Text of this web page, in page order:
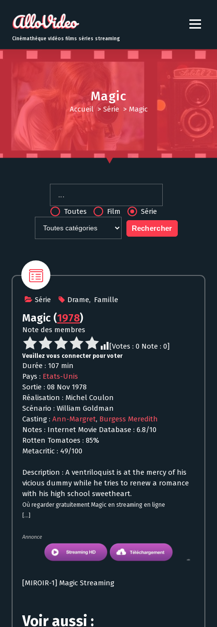
t
o
Cinémathèque vidéos films séries streaming
Magic
Accueil> Série > Magic
Toutes Film Série
Série Drame, Famille
Magic (1978)
Note des membres
[Votes : 0 Note : 0]
Veuillez vous connecter pour voter
Durée : 107 min
Pays : Etats-Unis
Sortie : 08 Nov 1978
Réalisation : Michel Coulon
Scénario : William Goldman
Casting : Ann-Margret, Burgess Meredith
Notes : Internet Movie Database : 6.8/10
Rotten Tomatoes : 85%
Metacritic : 49/100
Description : A ventriloquist is at the mercy of his
vicious dummy while he tries to renew a romance
with his high school sweetheart.
Où regarder gratuitement Magic en streaming en ligne
[...]
Annonce
[MIROIR-1] Magic Streaming
Voir aussi :